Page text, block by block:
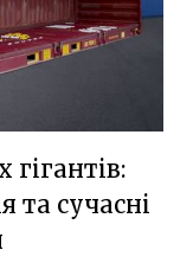
та сучасні